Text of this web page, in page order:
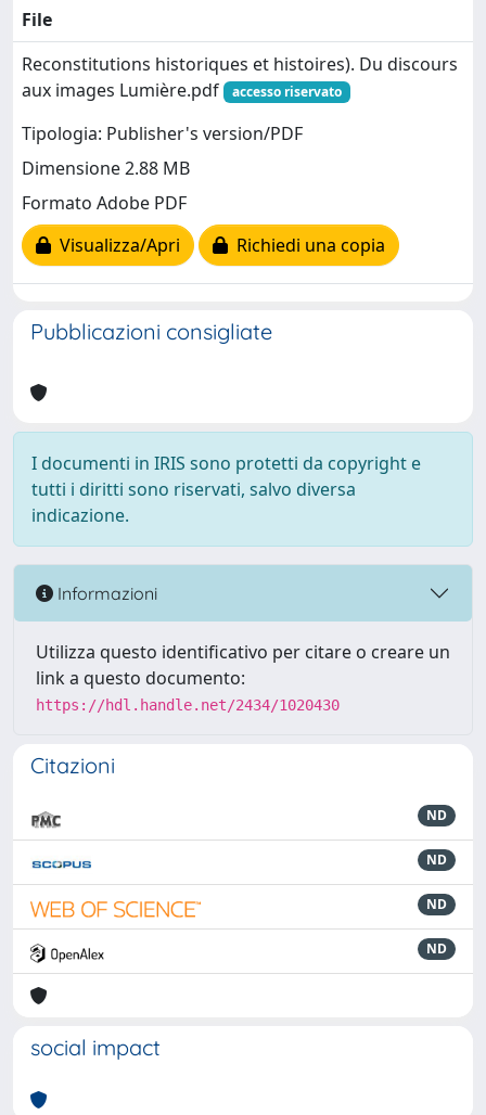
File
Reconstitutions historiques et histoires). Du discours
aux images Lumière.pdf
accesso riservato
Tipologia: Publisher's version/PDF
Dimensione 2.88 MB
Formato Adobe PDF
Visualizza/Apri
Richiedi una copia
Pubblicazioni consigliate
I documenti in IRIS sono protetti da copyright e
tutti i diritti sono riservati, salvo diversa
indicazione.
Informazioni
Utilizza questo identificativo per citare o creare un
link a questo documento:
https://hdl.handle.net/2434/1020430
Citazioni
ND
ND
ND
ND
social impact